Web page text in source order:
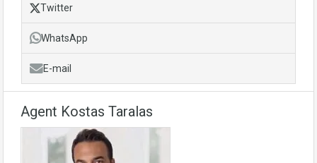
Twitter
WhatsApp
E-mail
Agent Kostas Taralas